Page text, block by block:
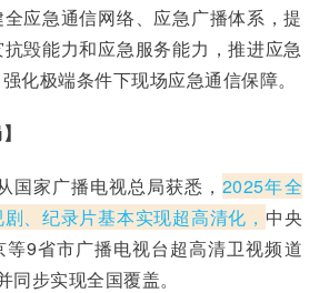
应急通信网络、应急广播体系，提
毁能力和应急服务能力，推进应急
化极端条件下现场应急通信保障。
国家广播电视总局获悉， 2025年全
、纪录片基本实现超高清化， 中央
等9省市广播电视台超高清卫视频道
步实现全国覆盖。